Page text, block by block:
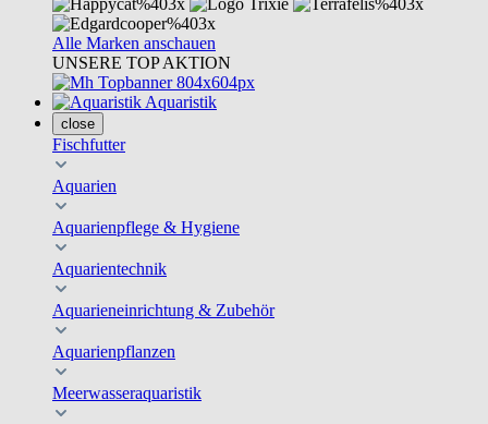
Alle Marken anschauen
UNSERE TOP AKTION
Aquaristik
close
Fischfutter
Aquarien
Aquarienpflege & Hygiene
Aquarientechnik
Aquarieneinrichtung & Zubehör
Aquarienpflanzen
Meerwasseraquaristik